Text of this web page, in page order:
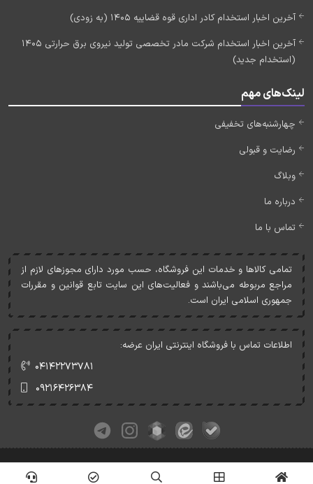
آخرین اخبار استخدام کادر اداری قوه قضاییه 1405 (به زودی)
آخرین اخبار استخدام شرکت مادر تخصصی تولید نیروی برق حرارتی 1405
(استخدام جدید)
لینک‌های مهم
چهارشنبه‌های تخفیفی
رضایت و قبولی
وبلاگ
درباره ما
تماس با ما
تمامی کالاها و خدمات اين فروشگاه، حسب مورد دارای مجوزهای لازم از
مراجع مربوطه می‌باشند و فعاليت‌های اين سايت تابع قوانين و مقررات
جمهوری اسلامی ايران است.
اطلاعات تماس با فروشگاه اینترنتی ایران عرضه:
۰۴۱۴۲۲۷۳۷۸۱
۰۹۲۱۶۴۲۶۳۸۴